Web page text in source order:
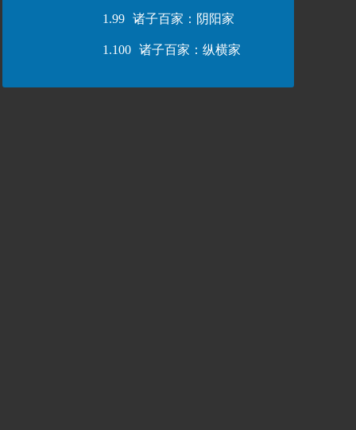
1.99 诸子百家：阴阳家
1.100 诸子百家：纵横家